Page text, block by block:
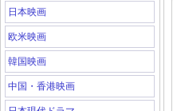
日本映画
欧米映画
韓国映画
中国・香港映画